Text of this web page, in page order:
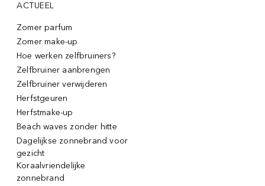
ACTUEEL
Zomer parfum
Zomer make-up
Hoe werken zelfbruiners?
Zelfbruiner aanbrengen
Zelfbruiner verwijderen
Herfstgeuren
Herfstmake-up
Beach waves zonder hitte
Dagelijkse zonnebrand voor
gezicht
Koraalvriendelijke
zonnebrand